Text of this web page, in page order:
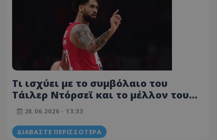
Τι ισχύει με το συμβόλαιο του
Τάιλερ Ντόρσεϊ και το μέλλον του
στον Ολυμπιακό
28.06.2026 - 13:33
ΔΙΑΒΆΣΤΕ ΠΕΡΙΣΣΌΤΕΡΑ